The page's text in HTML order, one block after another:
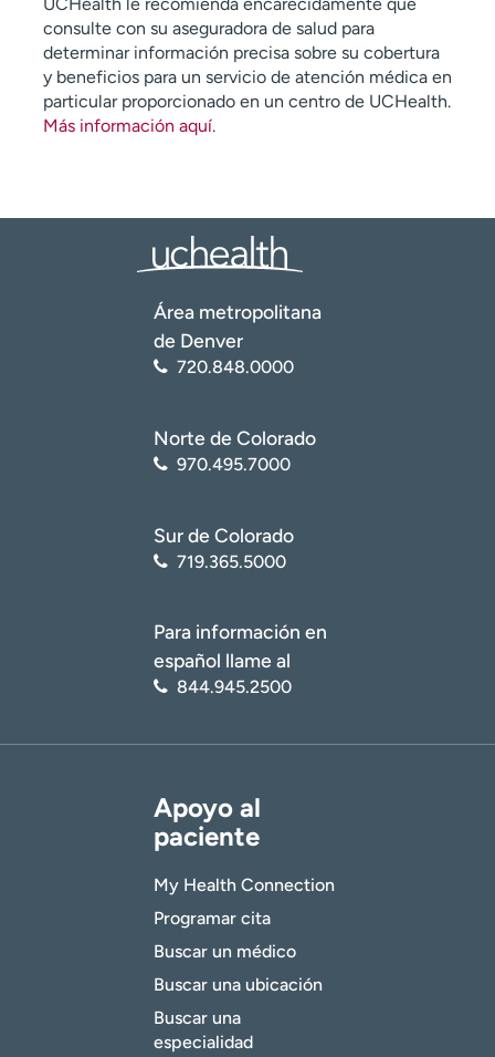
consulte con su aseguradora de salud para
determinar información precisa sobre su cobertura
y beneficios para un servicio de atención médica en
particular proporcionado en un centro de UCHealth.
Más información aquí.
Área metropolitana
de Denver
720.848.0000
Norte de Colorado
970.495.7000
Sur de Colorado
719.365.5000
Para información en
español llame al
844.945.2500
Apoyo al
paciente
My Health Connection
Programar cita
Buscar un médico
Buscar una ubicación
Buscar una
especialidad